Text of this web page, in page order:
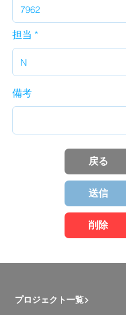
担当
備考
戻る
送信
削除
プロジェクト一覧